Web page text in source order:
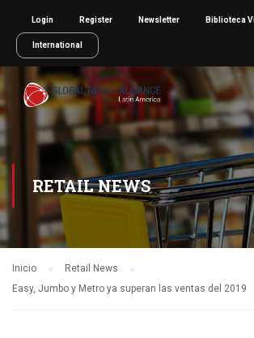
Login Register Newsletter Biblioteca
International
RETAIL NEWS
Inicio
Retail News
Easy, Jumbo y Metro ya superan las ventas del 2019